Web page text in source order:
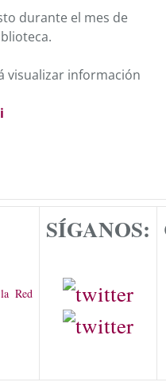
durante el mes de
visualizar información
Red
SÍGANOS: